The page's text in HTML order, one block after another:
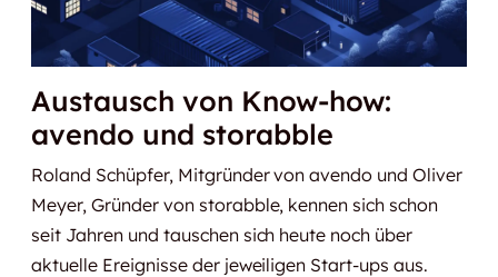
Austausch von Know-how:
avendo und storabble
Roland Schüpfer, Mitgründer von avendo und Oliver
Meyer, Gründer von storabble, kennen sich schon
seit Jahren und tauschen sich heute noch über
aktuelle Ereignisse der jeweiligen Start-ups aus.